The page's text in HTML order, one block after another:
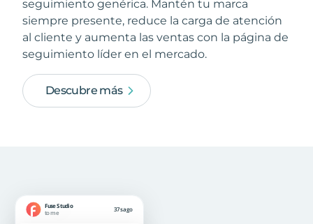
seguimiento genérica. Mantén tu marca
siempre presente, reduce la carga de atención
al cliente y aumenta las ventas con la página de
seguimiento líder en el mercado.
Descubre más